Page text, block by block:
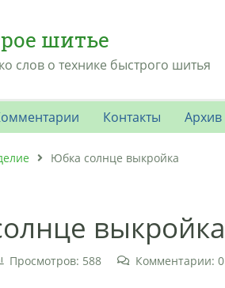
шитье
слов о технике быстрого шитья
Контакты Архив
Юбка солнце выкройка
выкройка
Просмотров: 588 Комментарии: 0